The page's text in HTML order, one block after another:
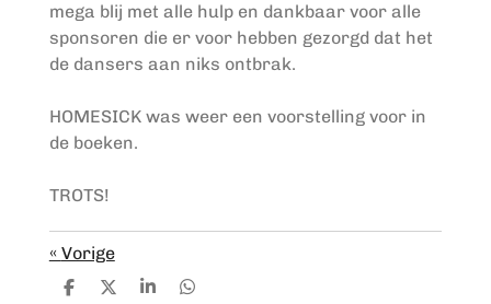
mega blij met alle hulp en dankbaar voor alle
sponsoren die er voor hebben gezorgd dat het
de dansers aan niks ontbrak.
HOMESICK was weer een voorstelling voor in
de boeken.
TROTS!
« Vorige
D
D
S
D